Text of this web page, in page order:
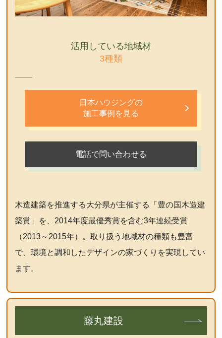
活用している地域材
3種類
日本ハウジングの
施工事例を見る
電話で問い合わせる
木造建築を推進する大分県が主催する「豊の国木造建
築賞」を、2014年度最優秀賞を含む3年連続受賞
（2013～2015年）。取り扱う地域材の種類も豊富
で、環境と調和したデザインの家づくりを実現してい
ます。
藤丸建設